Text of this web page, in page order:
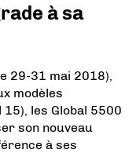
à sa
29-31 mai 2018),
modèles
les Global 5500
son nouveau
à ses